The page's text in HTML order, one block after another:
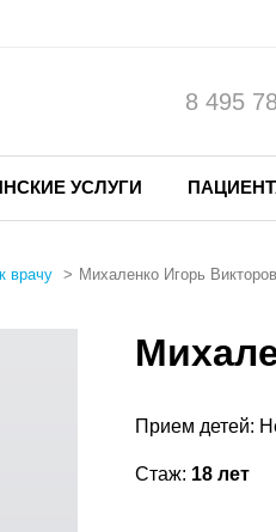
8 495
УСЛУГИ
врачу Михаленко Игорь
Прием детей:
Стаж: 18 лет